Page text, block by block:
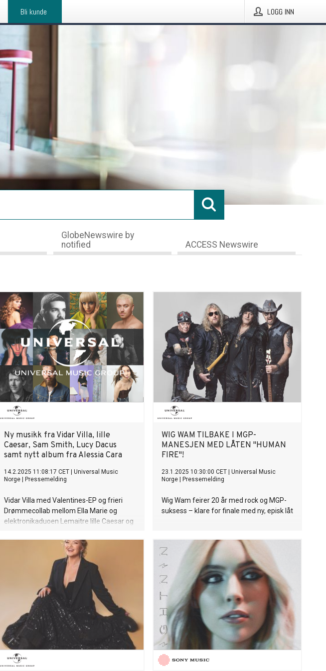
Bli kunde LOGG INN
GlobeNewswire by
notified
ACCESS Newswire
Ny musikk fra Vidar Villa, lille
Caesar, Sam Smith, Lucy Dacus
samt nytt album fra Alessia Cara
14.2.2025 11:08:17 CET
Universal Music
Norge
Pressemelding
Vidar Villa med Valentines-EP og frieri
Drømmecollab mellom Ella Marie og
elektronikaduoen Lemaitre lille Caesar og
Valentinslåt Fra Eurovision-triumf til
global suksess Sabrina Carpenter er i dag
ute med en deluxeversjon av
albumet Short n’ Sweet. Albumet
inneholder hitlåtene "Espresso", "Please
Please Please" og “Taste” samt fem nye
låter og en duett med Dolly Parton. Short
n’ Sweet er skrevet av Sabrina selv
sammen med Amy Allen, Julia Michaels
og Steph Jones samt John Ryan, Julian
Bunetta og Jack Antonoff - som også har
produserte albumet. Albumet er Sabrinas
mest personlige album til nå med låter
WIG WAM TILBAKE I MGP-
MANESJEN MED LÅTEN "HUMAN
FIRE"!
23.1.2025 10:30:00 CET
Universal Music
Norge
Pressemelding
Wig Wam feirer 20 år med rock og MGP-
suksess – klare for finale med ny, episk låt